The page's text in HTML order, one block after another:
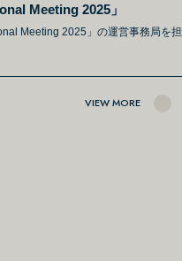
Meeting 2025」
Meeting 2025」の運営事務局を担
VIEW MORE